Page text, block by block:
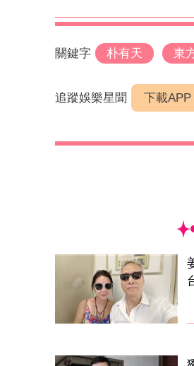
關鍵字 朴有天 東
追蹤娛樂星聞 下載APP